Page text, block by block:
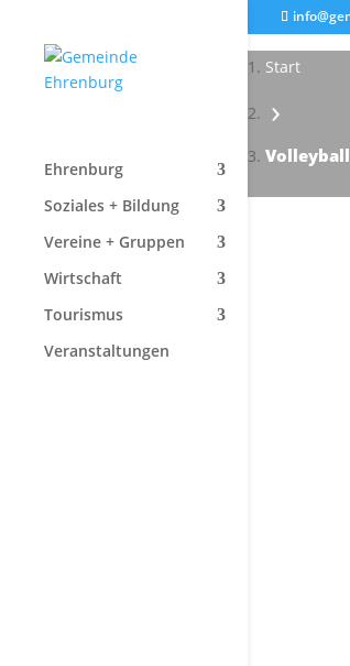
Ehrenburg
Soziales + Bildung
Vereine + Gruppen
Wirtschaft
Tourismus
Veranstaltungen
Start
›
Volleyball